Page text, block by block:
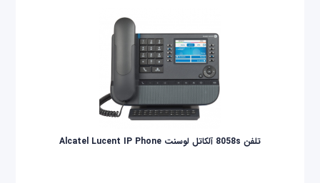
تلفن 8058s آلکاتل لوسنت Alcatel Lucent IP Phone